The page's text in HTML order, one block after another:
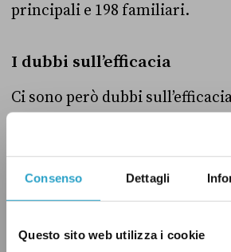
Consenso Dettagli
Questo sito web utilizza i cookie
principali e 198 familiari.
I dubbi sull’efficacia
Ci sono però dubbi
base alle intenzioni con cui è
«Le scarne informazioni
sostitutiva, né sulle imposte